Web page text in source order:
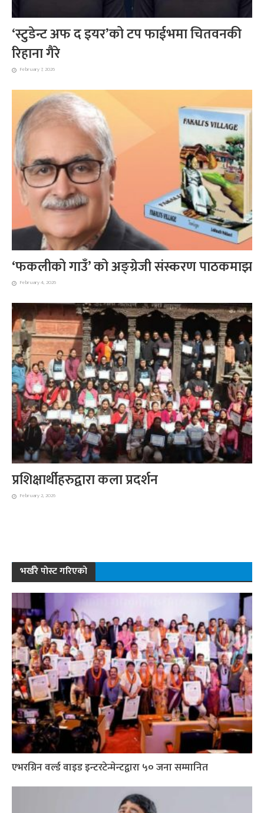
‘स्टुडेन्ट अफ द इयर’को टप फाईभमा चितवनकी
रिहाना गैरे
February 7, 2026
‘फकलीको गाउँ’ को अङ्ग्रेजी संस्करण पाठकमाझ
February 4, 2026
प्रशिक्षार्थीहरुद्वारा कला प्रदर्शन
February 2, 2026
भर्खरै पोस्ट गरिएको
एभरग्रिन वर्ल्ड वाइड इन्टरटेन्मेन्टद्वारा ५० जना सम्मानित